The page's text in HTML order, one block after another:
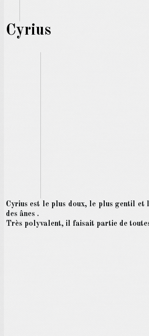
Cyrius
Cyrius est le plus doux, le plus gentil et
des ânes .
Très polyvalent, il faisait partie de